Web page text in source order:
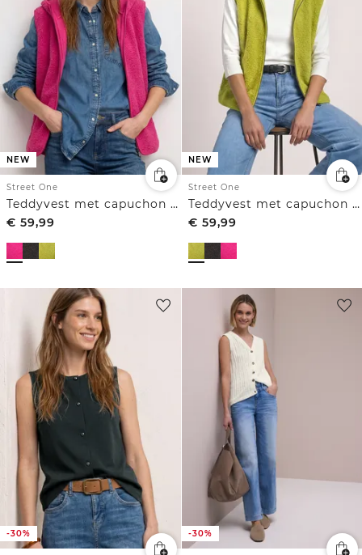
NEW
Street One
Teddyvest met capuchon en rits
€ 59,99
NEW
Street One
Teddyvest met capuchon en rits
€ 59,99
-30% -30%